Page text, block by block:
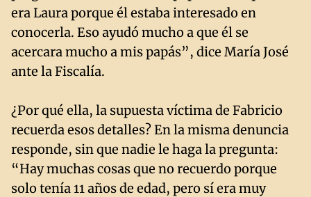
era Laura porque él estaba interesado en
conocerla. Eso ayudó mucho a que él se
acercara mucho a mis papás”, dice María José
ante la Fiscalía.
¿Por qué ella, la supuesta víctima de Fabricio
recuerda esos detalles? En la misma denuncia
responde, sin que nadie le haga la pregunta:
“Hay muchas cosas que no recuerdo porque
solo tenía 11 años de edad, pero sí era muy